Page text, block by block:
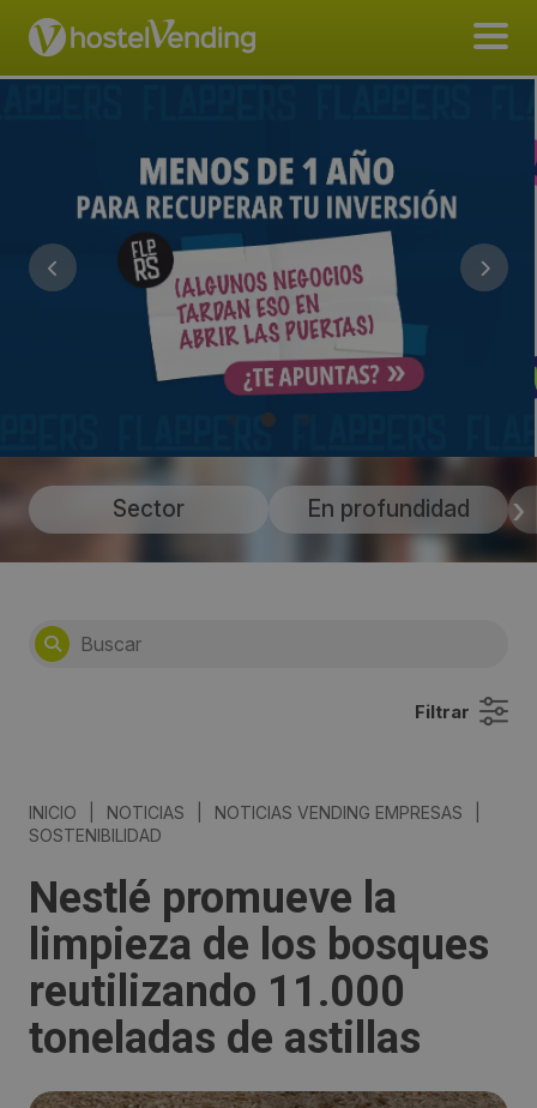
Sector En profundidad
Filtrar
INICIO NOTICIAS NOTICIAS VENDING EMPRESAS
SOSTENIBILIDAD
Nestlé promueve la
limpieza de los bosques
reutilizando 11.000
toneladas de astillas